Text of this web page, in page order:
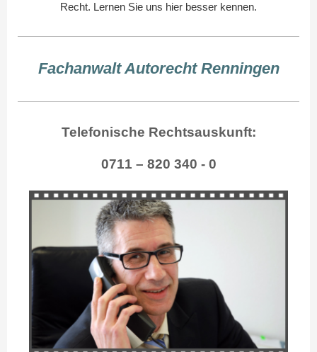
Recht. Lernen Sie uns hier besser kennen.
Fachanwalt Autorecht Renningen
Telefonische Rechtsauskunft:
0711 – 820 340 - 0